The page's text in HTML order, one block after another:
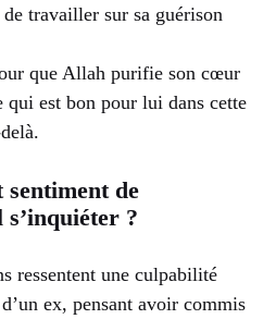
travailler sur sa guérison
que Allah purifie son cœur
qui est bon pour lui dans cette
sentiment de
?
ressentent une culpabilité
ex, pensant avoir commis